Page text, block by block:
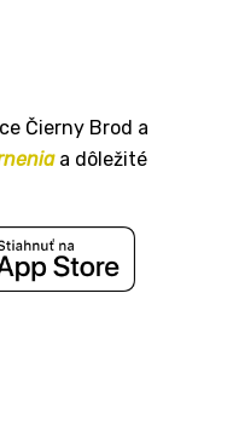
Čierny Brod a
a dôležité